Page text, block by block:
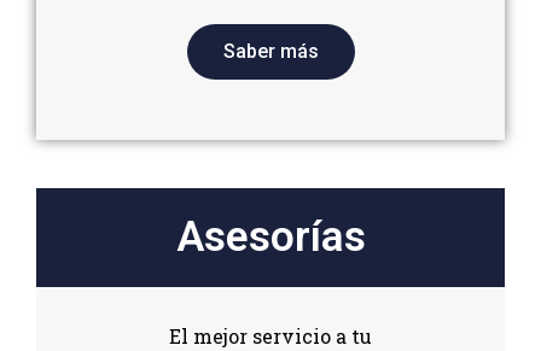
Saber más
Asesorías
El mejor servicio a tu